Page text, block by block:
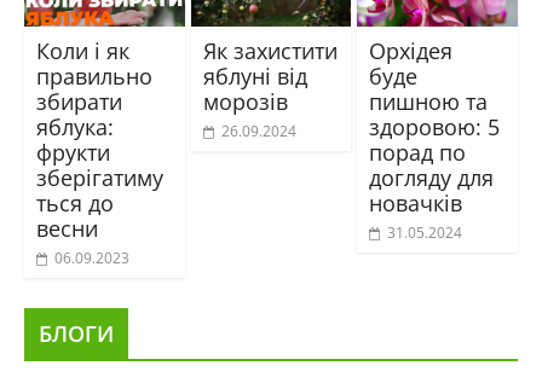
Коли і як
правильно
збирати
яблука:
фрукти
зберігатиму
ться до
весни
06.09.2023
Як захистити
яблуні від
морозів
26.09.2024
Орхідея
буде
пишною та
здоровою: 5
порад по
догляду для
новачків
31.05.2024
БЛОГИ